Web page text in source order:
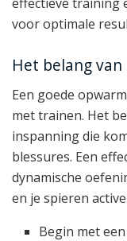
voor optimale
Het belang
Een goede
met trainen. Het
inspanning die
blessures. Een
dynamische
en je spieren
Begin met